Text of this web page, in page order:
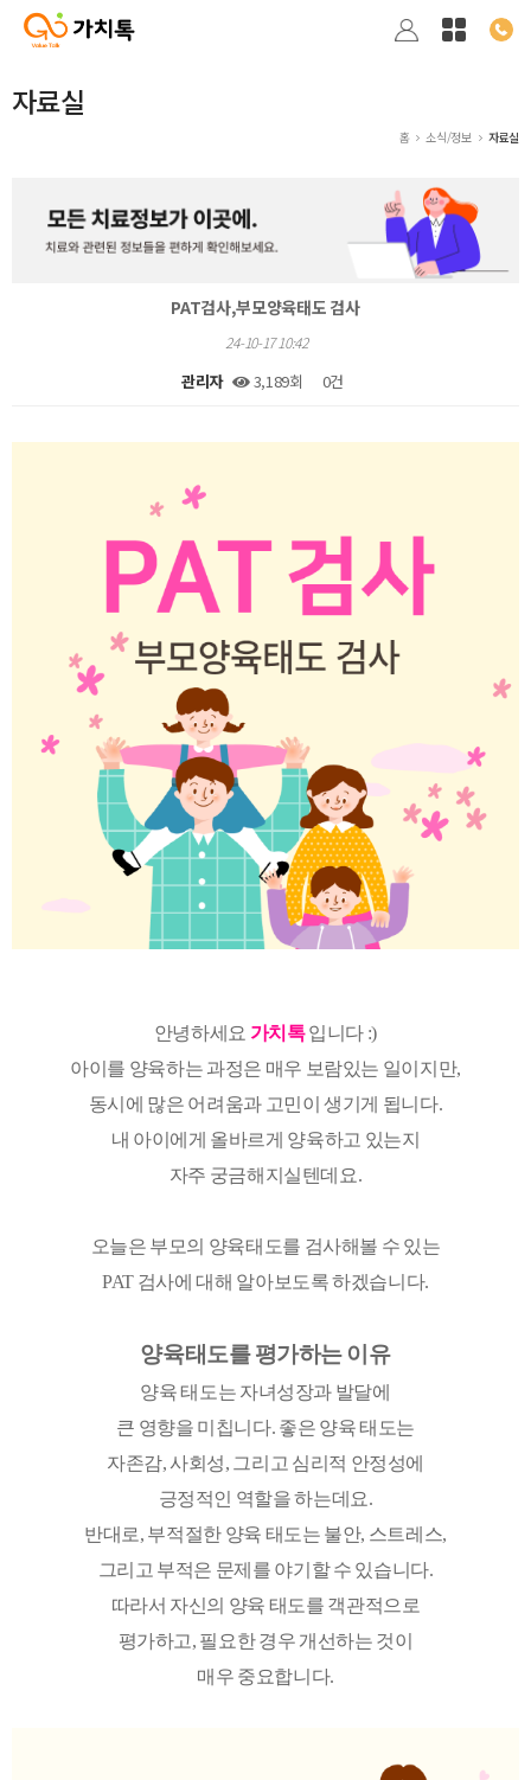
자료실
홈 소식/정보 자료실
PAT검사,부모양육태도 검사
24-10-17 10:42
관리자 3,189회 0건
본문
안녕하세요 가치톡입니다 :)
아이를 양육하는 과정은 매우 보람있는 일이지만,
동시에 많은 어려움과 고민이 생기게 됩니다.
내 아이에게 올바르게 양육하고 있는지
자주 궁금해지실텐데요.
오늘은 부모의 양육태도를 검사해볼 수 있는
PAT 검사에 대해 알아보도록 하겠습니다.
양육태도를 평가하는 이유
양육 태도는 자녀성장과 발달에
큰 영향을 미칩니다. 좋은 양육 태도는
자존감, 사회성, 그리고 심리적 안정성에
긍정적인 역할을 하는데요.
반대로, 부적절한 양육 태도는 불안, 스트레스,
그리고 부적은 문제를 야기할 수 있습니다.
따라서 자신의 양육 태도를 객관적으로
평가하고, 필요한 경우 개선하는 것이
매우 중요합니다.